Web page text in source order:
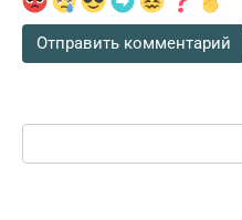
Поиск: